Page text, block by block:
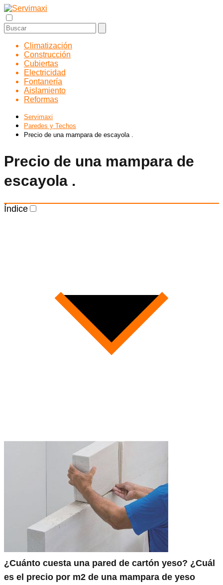
Climatización
Construcción
Cubiertas
Electricidad
Fontanería
Aislamiento
Reformas
Servimaxi
Paredes y Techos
Precio de una mampara de escayola .
Precio de una mampara de
escayola .
Índice
¿Cuánto cuesta una pared de cartón yeso? ¿Cuál
es el precio por m2 de una mampara de yeso